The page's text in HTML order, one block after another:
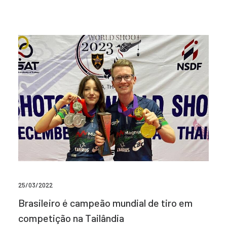
25/03/2022
Brasileiro é campeão mundial de tiro em
competição na Tailândia